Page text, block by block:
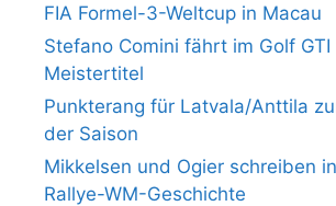
FIA Formel-3-Weltcup in Macau
Stefano Comini fährt im Golf GTI
Meistertitel
Punkterang für Latvala/Anttila
der Saison
Mikkelsen und Ogier schreiben
Rallye-WM-Geschichte